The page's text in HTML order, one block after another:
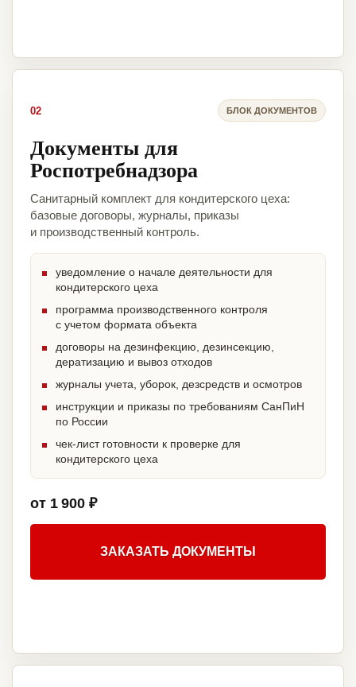
02 БЛОК ДОКУМЕНТОВ
Документы для
Роспотребнадзора
Санитарный комплект для кондитерского цеха:
базовые договоры, журналы, приказы
и производственный контроль.
уведомление о начале деятельности для
кондитерского цеха
программа производственного контроля
с учетом формата объекта
договоры на дезинфекцию, дезинсекцию,
дератизацию и вывоз отходов
журналы учета, уборок, дезсредств и осмотров
инструкции и приказы по требованиям СанПиН
по России
чек-лист готовности к проверке для
кондитерского цеха
от 1 900 ₽
ЗАКАЗАТЬ ДОКУМЕНТЫ